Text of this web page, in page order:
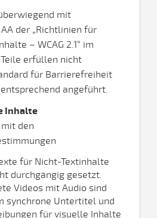
mit
der „Richtlinien für
– WCAG 2.1“ im
erfüllen nicht
für Barrierefreiheit
angeführt.
Inhalte
den
für Nicht-Textinhalte
durchgängig gesetzt.
Videos mit Audio sind
synchrone Untertitel und
für visuelle Inhalte